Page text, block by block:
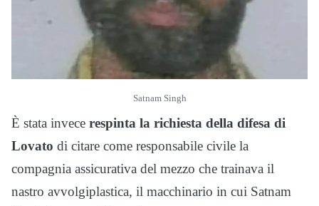
Satnam Singh
È stata invece respinta la richiesta della difesa di
Lovato di citare come responsabile civile la
compagnia assicurativa del mezzo che trainava il
nastro avvolgiplastica, il macchinario in cui Satnam